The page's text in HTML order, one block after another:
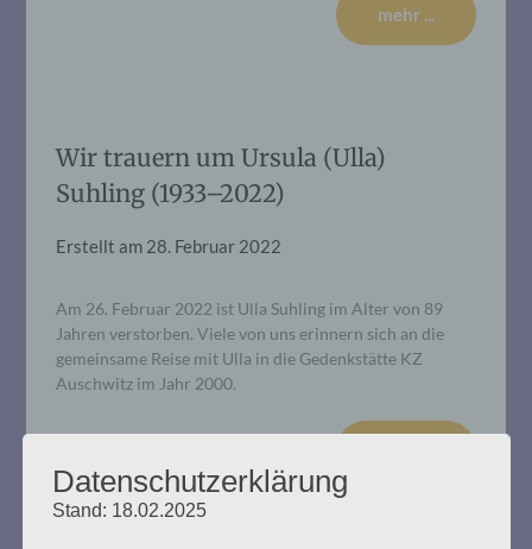
mehr ...
Wir trauern um Ursula (Ulla)
Suhling (1933–2022)
Erstellt am 28. Februar 2022
Am 26. Februar 2022 ist Ulla Suhling im Alter von 89
Jahren verstorben. Viele von uns erinnern sich an die
gemeinsame Reise mit Ulla in die Gedenkstätte KZ
Auschwitz im Jahr 2000.
Datenschutzerklärung
Stand: 18.02.2025